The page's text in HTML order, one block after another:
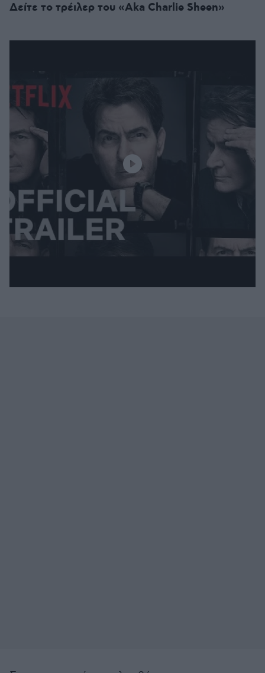
Δείτε το τρέιλερ του «Aka Charlie Sheen»